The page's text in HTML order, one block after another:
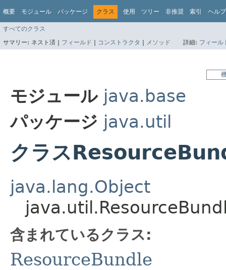
概要 モジュール パッケージ クラス 使用 ツリー 非推奨 索引 ヘルプ
すべてのクラス
サマリー: ネスト済 | フィールド | コンストラクタ | メソッド 詳細: フィール
モジュール java.base
パッケージ java.util
クラス
java.lang.Object
含まれているクラス:
ResourceBundle